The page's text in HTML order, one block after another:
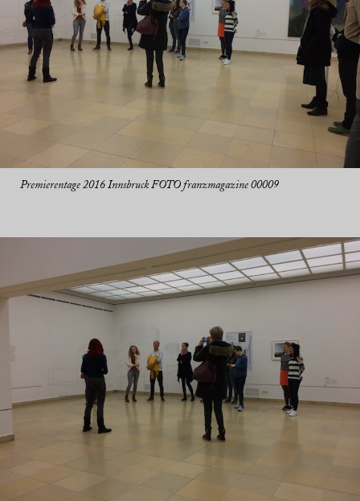
Premierentage 2016 Innsbruck FOTO franzmagazine 00009